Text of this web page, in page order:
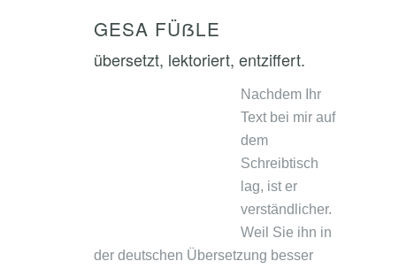
GESA FÜẞLE
übersetzt, lektoriert, entziffert.
Nachdem Ihr
Text bei mir auf
dem
Schreibtisch
lag, ist er
verständlicher.
Weil Sie ihn in
der deutschen Übersetzung besser